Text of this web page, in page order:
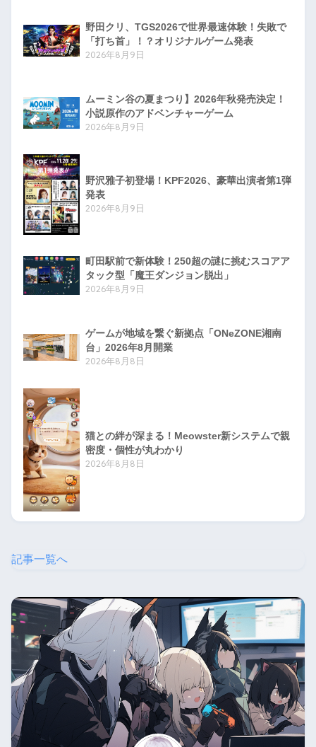
野田クリ、TGS2026で世界最速体験！失敗で
「打ち首」！？オリジナルゲーム発表
2026年8月9日
ムーミン谷の夏まつり】2026年秋発売決定！
小説原作のアドベンチャーゲーム
2026年8月9日
野沢雅子初登場！KPF2026、豪華出演者第1弾
発表
2026年8月9日
町田駅前で新体験！250超の謎に挑むスコアア
タック型「魔王ダンジョン脱出」
2026年8月9日
ゲームが地域を繋ぐ新拠点「ONeZONE湘南
台」2026年8月開業
2026年8月8日
猫との絆が深まる！Meowster新システムで親
密度・個性が丸わかり
2026年8月8日
記事一覧へ